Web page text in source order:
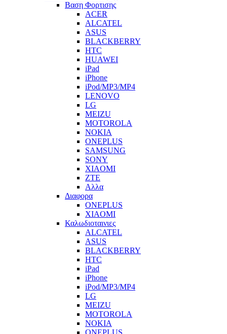
Βαση Φορτισης
ACER
ALCATEL
ASUS
BLACKBERRY
HTC
HUAWEI
iPad
iPhone
iPod/MP3/MP4
LENOVO
LG
MEIZU
MOTOROLA
NOKIA
ONEPLUS
SAMSUNG
SONY
XIAOMI
ZTE
Αλλα
Διαφορα
ONEPLUS
XIAOMI
Καλωδιοταινιες
ALCATEL
ASUS
BLACKBERRY
HTC
iPad
iPhone
iPod/MP3/MP4
LG
MEIZU
MOTOROLA
NOKIA
ONEPLUS